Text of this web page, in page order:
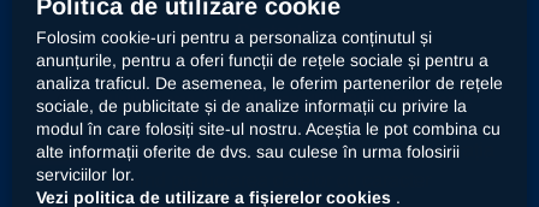
Contact
Universitatea „Vasile Alecsandri” din Bacău prelucrează
datele dumneavoastră cu caracter personal, respectiv
imaginea prin mijloace automatizate. Accesațideclarația
privind prelucrarea datelor cu caracter
Politica de utilizare cookie
Folosim cookie-uri pentru a personaliza conținutul și
anunțurile, pentru a oferi funcții de rețele sociale și pentru a
analiza traficul. De asemenea, le oferim partenerilor de rețele
sociale, de publicitate și de analize informații cu privire la
modul în care folosiți site-ul nostru. Aceștia le pot combina cu
alte informații oferite de dvs. sau culese în urma folosirii
serviciilor lor.
Vezi politica de utilizare a fișierelor cookies .